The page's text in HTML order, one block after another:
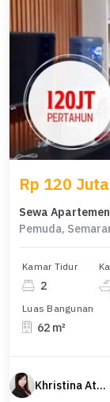
Rp 120
Sewa
Pemuda,
Kamar Tidur
2
Luas Bangunan
62 m²
Khristina Atmodjo